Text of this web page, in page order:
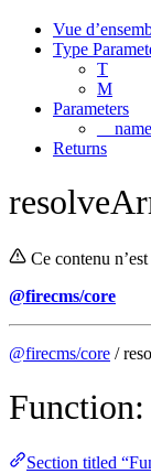
Vue
Type
T
M
Parameters
Returns
Ce contenu
@firecms/core
@firecms/core /
Section titled